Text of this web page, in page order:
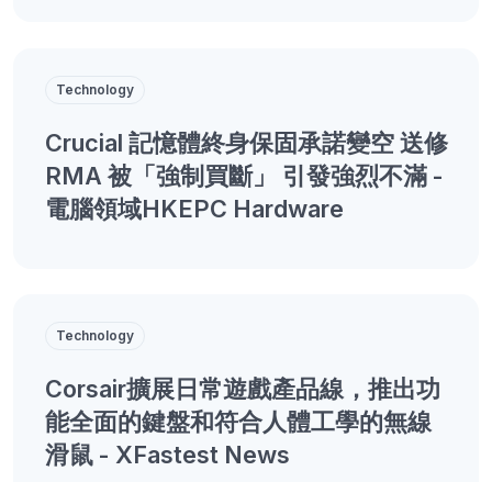
Technology
Crucial 記憶體終身保固承諾變空 送修
RMA 被「強制買斷」 引發強烈不滿 -
電腦領域HKEPC Hardware
Technology
Corsair擴展日常遊戲產品線，推出功
能全面的鍵盤和符合人體工學的無線
滑鼠 - XFastest News